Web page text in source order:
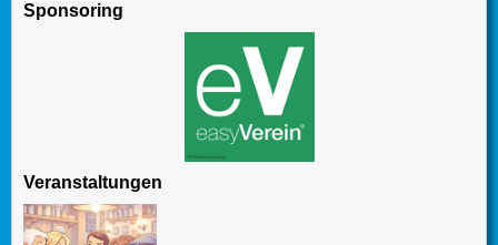
Sponsoring
Veranstaltungen